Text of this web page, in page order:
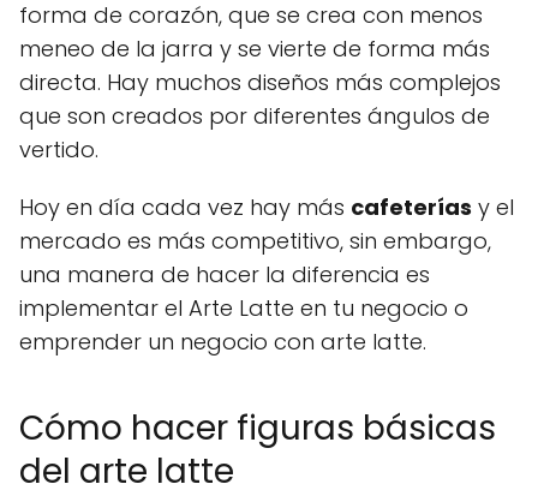
forma de corazón, que se crea con menos
meneo de la jarra y se vierte de forma más
directa. Hay muchos diseños más complejos
que son creados por diferentes ángulos de
vertido.
Hoy en día cada vez hay más cafeterías y el
mercado es más competitivo, sin embargo,
una manera de hacer la diferencia es
implementar el Arte Latte en tu negocio o
emprender un negocio con arte latte.
Cómo hacer figuras básicas
del arte latte